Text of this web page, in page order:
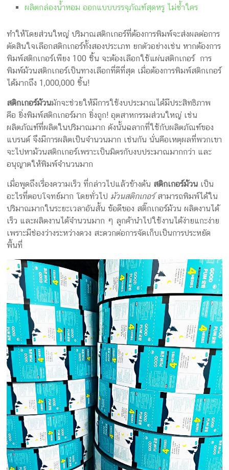
ผลิตกล่องน้ำหอม ออกแบบบรรจุภัณฑ์สุดหรู ไม่ซ้ำใคร
ทำให้โดยส่วนใหญ่ ปริมาณสติกเกอร์ที่ต้องการพิมพ์จะส่งผลต่อการ
ตัดสินใจเลือกสติกเกอร์ทั้งสองประเภท ยกตัวอย่างเช่น หากต้องการ
พิมพ์สติกเกอร์เพียง 100 ชิ้น จะต้องเลือกใช้แผ่นสติกเกอร์ การ
พิมพ์ม้วนสติกเกอร์เป็นทางเลือกที่ดีที่สุด เมื่อต้องการพิมพ์สติกเกอร์
ได้มากถึง 1,000,000 ชิ้น!
สติกเกอร์ม้วนมักจะช่วยให้มีการใช้งบประมาณได้มีประสิทธิภาพ
คือ ยิ่งพิมพ์สติกเกอร์มาก ยิ่งถูก! อุตสาหกรรมส่วนใหญ่ เช่น
ผลิตภัณฑ์ที่ผลิตในปริมาณมาก ดังนั้นฉลากที่ใช้กับผลิตภัณฑ์ของ
แบรนด์ จึงมีการผลิตเป็นจำนวนมาก เช่นกัน นั่นคือเหตุผลที่พวกเขา
จะไปหาม้วนสติกเกอร์เพราะเป็นมิตรกับงบประมาณมากกว่า และ
อนุญาตให้พิมพ์จำนวนมาก
เมื่อพูดถึงเรื่องความเร็ว ที่กล่าวไปแล้วข้างต้น สติกเกอร์ม้วน เป็น
อะไรที่ตอบโจทย์มาก โดยทั่วไป ม้วนสติกเกอร์สามารถพิมพ์ได้ใน
ปริมาณมากในระยะเวลาอันสั้น ข้อดีของ สติ๊กเกอร์ม้วน ผลิตงานได้
เร็ว และผลิตงานได้จำนวนมาก ๆ ลูกค้านำไปใช้งานได้ง่ายแกะง่าย
เพราะมีช่องว่างระหว่างดวง สะดวกต่อการจัดเก็บเป็นการประหยัด
พื้นที่